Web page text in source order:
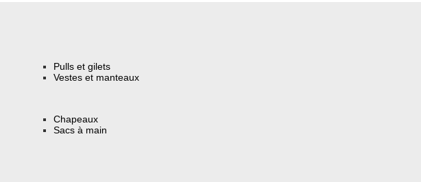
Pulls et gilets
Vestes et manteaux
Chapeaux
Sacs à main